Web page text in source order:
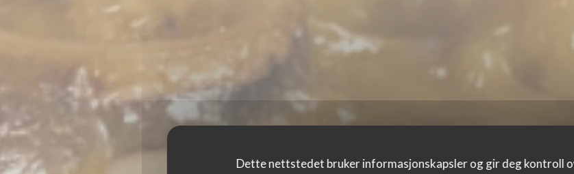
Dette nettstedet bruker informasjonskapsler og gir deg kontroll